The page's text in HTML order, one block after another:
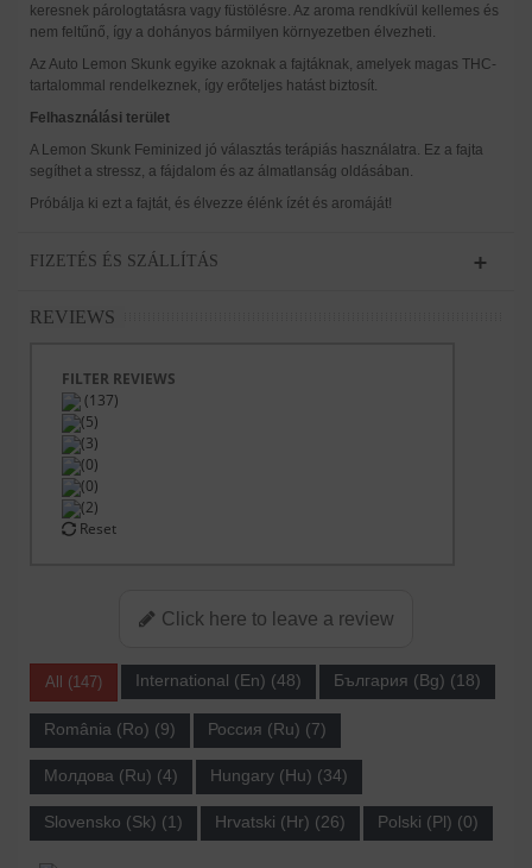
keresnek párologtatásra vagy füstölésre. Az aroma rendkívül kellemes és
nem feltűnő, így a dohányos bármilyen környezetben élvezheti.
Az Auto Lemon Skunk egyike azoknak a fajtáknak, amelyek magas THC-
tartalommal rendelkeznek, így erőteljes hatást biztosít.
Felhasználási terület
A Lemon Skunk Feminized jó választás terápiás használatra. Ez a fajta
segíthet a stressz, a fájdalom és az álmatlanság oldásában.
Próbálja ki ezt a fajtát, és élvezze élénk ízét és aromáját!
FIZETÉS ÉS SZÁLLÍTÁS
REVIEWS
FILTER REVIEWS
(137)
(5)
(3)
(0)
(0)
(2)
Reset
Click here to leave a review
All (147) International (En) (48) България (Bg) (18)
România (Ro) (9) Россия (Ru) (7)
Молдова (Ru) (4) Hungary (Hu) (34)
Slovensko (Sk) (1) Hrvatski (Hr) (26) Polski (Pl) (0)